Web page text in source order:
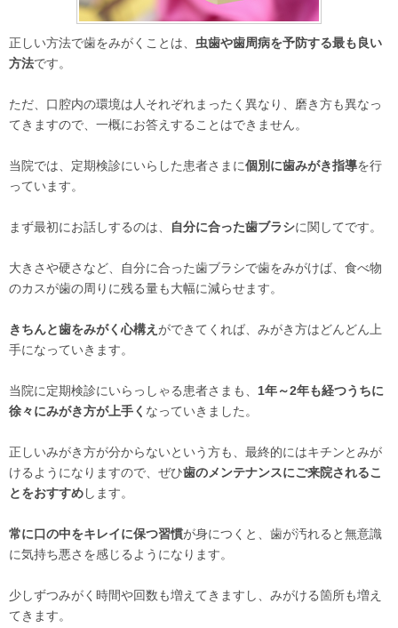
正しい方法で歯をみがくことは、 虫歯や歯周病を予防する最も良い
方法です。
ただ、口腔内の環境は人それぞれまったく異なり、磨き方も異なっ
てきますので、一概にお答えすることはできません。
当院では、定期検診にいらした患者さまに個別に歯みがき指導を行
っています。
まず最初にお話しするのは、 自分に合った歯ブラシに関してです。
大きさや硬さなど、自分に合った歯ブラシで歯をみがけば、食べ物
のカスが歯の周りに残る量も大幅に減らせます。
きちんと歯をみがく心構え ができてくれば、みがき方はどんどん上
手になっていきます。
当院に定期検診にいらっしゃる患者さまも、 1年～2年も経つうちに
徐々にみがき方が上手く なっていきました。
正しいみがき方が分からないという方も、最終的にはキチンとみが
けるようになりますので、ぜひ歯のメンテナンスにご来院されるこ
とをおすすめします。
常に口の中をキレイに保つ習慣が身につくと、歯が汚れると無意識
に気持ち悪さを感じるようになります。
少しずつみがく時間や回数も増えてきますし、みがける箇所も増え
てきます。